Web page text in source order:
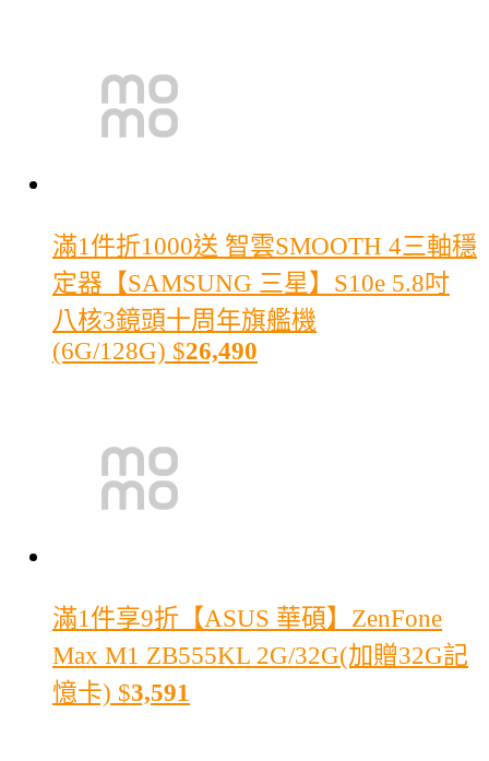
滿1件折1000送 智雲SMOOTH 4三軸穩
定器【SAMSUNG 三星】S10e 5.8吋
八核3鏡頭十周年旗艦機
(6G/128G) $26,490
滿1件享9折 【ASUS 華碩】ZenFone
Max M1 ZB555KL 2G/32G(加贈32G記
憶卡) $3,591